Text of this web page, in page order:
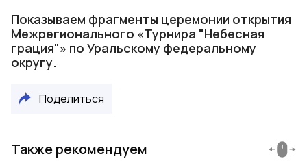
Показываем фрагменты церемонии открытия
Межрегионального «Турнира "Небесная
грация"» по Уральскому федеральному
округу.
Поделиться
Также рекомендуем